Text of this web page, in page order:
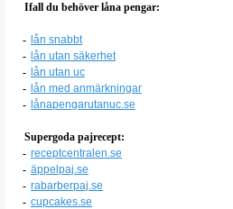
Ifall du behöver låna pengar:
- lån snabbt
- lån utan säkerhet
- lån utan uc
- lån med anmärkningar
- lånapengarutanuc.se
Supergoda pajrecept:
- receptcentralen.se
- äppelpaj.se
- rabarberpaj.se
- cupcakes.se